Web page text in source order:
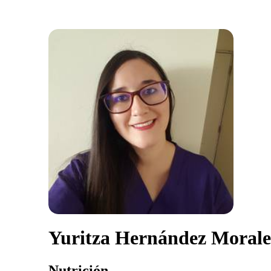
Yuritza Hernández